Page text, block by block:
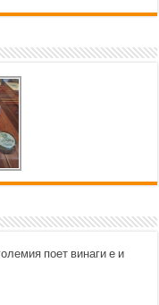
поет винаги е и